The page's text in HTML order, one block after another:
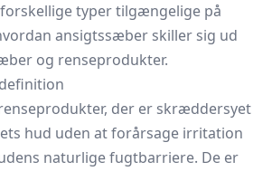
typer tilgængelige på
ansigtssæber skiller sig ud
og renseprodukter.
der er skræddersyet
hud uden at forårsage irritation
naturlige fugtbarriere. De er